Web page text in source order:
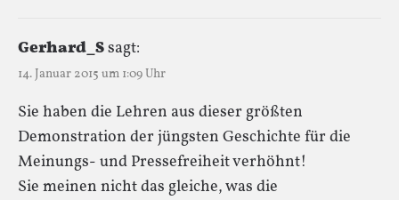
Gerhard_Ssagt:
14. Januar 2015 um 1:09 Uhr
Sie haben die Lehren aus dieser größten
Demonstration der jüngsten Geschichte für die
Meinungs- und Pressefreiheit verhöhnt!
Sie meinen nicht das gleiche, was die